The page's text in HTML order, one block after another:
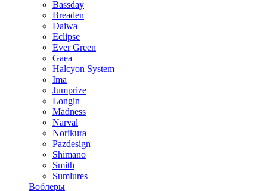
Bassday
Breaden
Daiwa
Eclipse
Ever Green
Gaea
Halcyon System
Ima
Jumprize
Longin
Madness
Narval
Norikura
Pazdesign
Shimano
Smith
Sumlures
Воблеры